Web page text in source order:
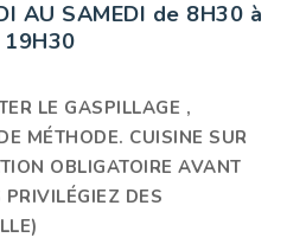
AU SAMEDI de 8H30 à
19H30
LE GASPILLAGE ,
MÉTHODE. CUISINE SUR
OBLIGATOIRE AVANT
DES